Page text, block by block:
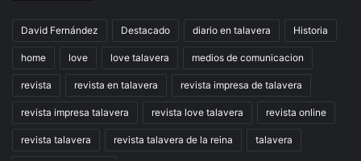
David Fernández Destacado diario en talavera Historia
home love love talavera medios de comunicacion
revista revista en talavera revista impresa de talavera
revista impresa talavera revista love talavera revista online
revista talavera revista talavera de la reina talavera